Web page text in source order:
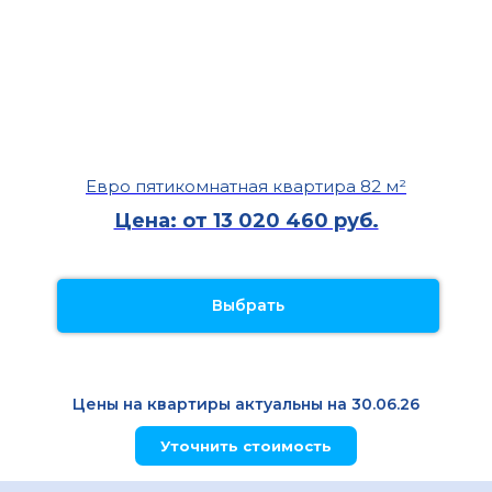
Евро пятикомнатная квартира 82 м²
Цена: от 13 020 460 руб.
Выбрать
Уточнить стоимость
Цены на квартиры актуальны на 30.06.26